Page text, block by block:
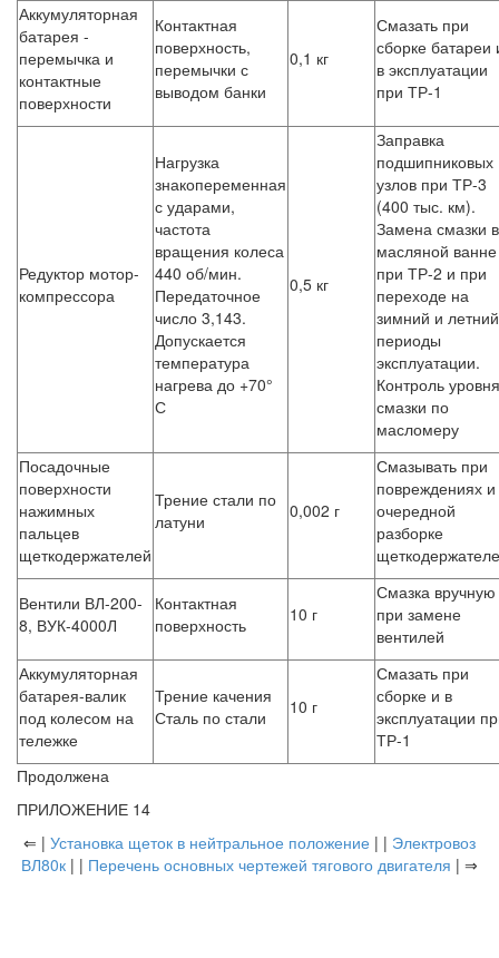
Аккумуляторная
батарея -
перемычка и
контактные
поверхности
Контактная
поверхность,
перемычки с
выводом банки
0,1 кг
Смазать при
сборке батареи
в эксплуатации
при ТР-1
Редуктор мотор-
компрессора
Нагрузка
знакопеременная
с ударами,
частота
вращения колеса
440 об/мин.
Передаточное
число 3,143.
Допускается
температура
нагрева до +70°
С
0,5 кг
Заправка
подшипниковых
узлов при ТР-3
(400 тыс. км).
Замена смазки в
масляной ванне
при ТР-2 и при
переходе на
зимний и летний
периоды
эксплуатации.
Контроль уровня
смазки по
масломеру
Посадочные
поверхности
нажимных
пальцев
щеткодержателей
Трение стали по
латуни
0,002 г
Смазывать при
повреждениях и
очередной
разборке
Вентили ВЛ-200-
8, ВУК-4000Л
Контактная
поверхность
10 г
Смазка вручную
при замене
вентилей
Аккумуляторная
батарея-валик
под колесом на
тележке
Трение качения
Сталь по стали
10 г
Смазать при
сборке и в
эксплуатации
ТР-1
Продолжена
ПРИЛОЖЕНИЕ 14
⇐ | Установка щеток в нейтральное положение | | Электровоз
ВЛ80к | | Перечень основных чертежей тягового двигателя | ⇒